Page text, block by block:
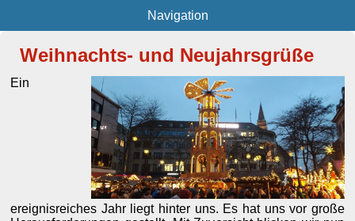
Navigation
Weihnachts- und Neujahrsgrüße
Ein
ereignisreiches Jahr liegt hinter uns. Es hat uns vor große